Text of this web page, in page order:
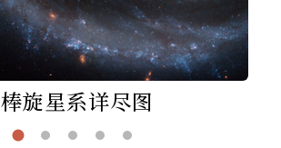
棒旋星系详尽图